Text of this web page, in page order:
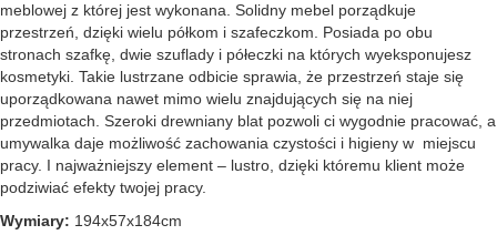
meblowej z której jest wykonana. Solidny mebel porządkuje
przestrzeń, dzięki wielu półkom i szafeczkom. Posiada po obu
stronach szafkę, dwie szuflady i półeczki na których wyeksponujesz
kosmetyki. Takie lustrzane odbicie sprawia, że przestrzeń staje się
uporządkowana nawet mimo wielu znajdujących się na niej
przedmiotach. Szeroki drewniany blat pozwoli ci wygodnie pracować, a
umywalka daje możliwość zachowania czystości i higieny w miejscu
pracy. I najważniejszy element – lustro, dzięki któremu klient może
podziwiać efekty twojej pracy.
Wymiary: 194x57x184cm